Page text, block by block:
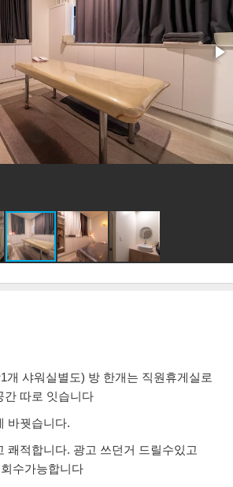
개 샤워실별도) 방 한개는 직원휴게실로
간 따로 잇습니다
바꿧습니다.
쾌적합니다. 광고 쓰던거 드릴수있고
수가능합니다